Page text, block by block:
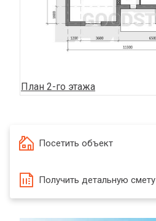
План 2-го этажа
Посетить объект
Получить детальную смету